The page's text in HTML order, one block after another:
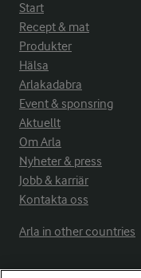
Start
Recept & mat
Produkter
Hälsa
Arlakadabra
Event & sponsring
Aktuellt
Om Arla
Nyheter & press
Jobb & karriär
Kontakta oss
Arla in other countries